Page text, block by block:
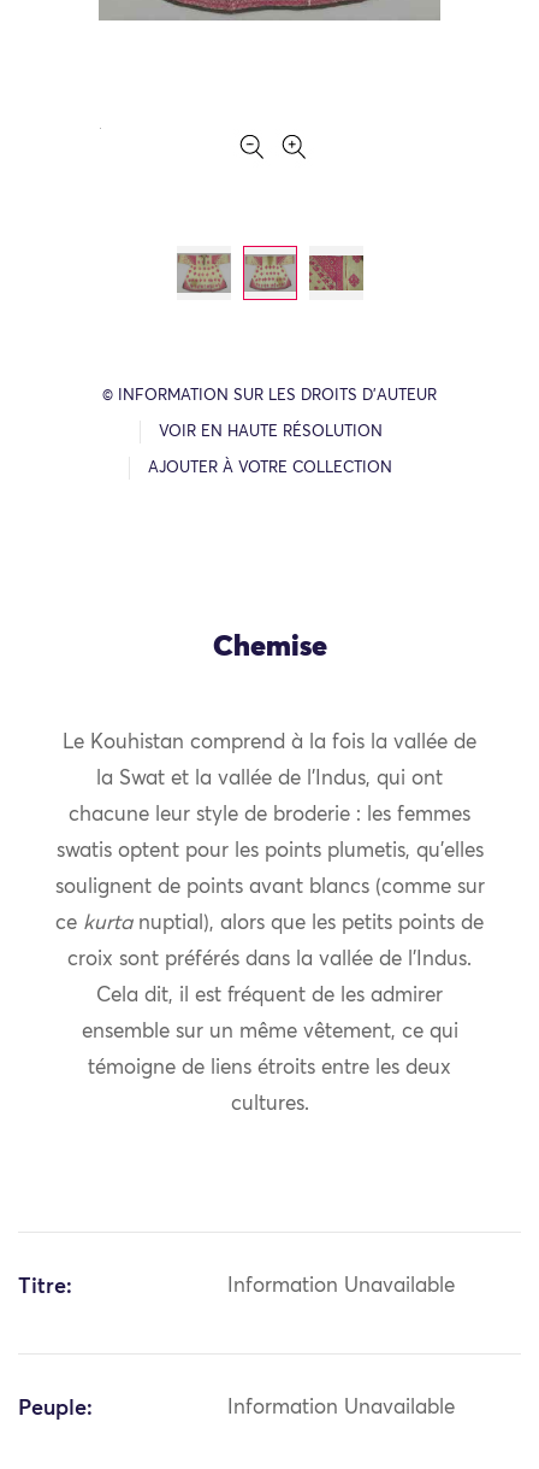
© INFORMATION SUR LES DROITS D’AUTEUR
VOIR EN HAUTE RÉSOLUTION
AJOUTER À VOTRE COLLECTION
Chemise
Le Kouhistan comprend à la fois la vallée de
la Swat et la vallée de l’Indus, qui ont
chacune leur style de broderie : les femmes
swatis optent pour les points plumetis, qu’elles
soulignent de points avant blancs (comme sur
ce kurtanuptial), alors que les petits points de
croix sont préférés dans la vallée de l’Indus.
Cela dit, il est fréquent de les admirer
ensemble sur un même vêtement, ce qui
témoigne de liens étroits entre les deux
cultures.
Titre: Information Unavailable
Peuple: Information Unavailable